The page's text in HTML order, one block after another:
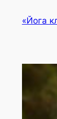
«Йога